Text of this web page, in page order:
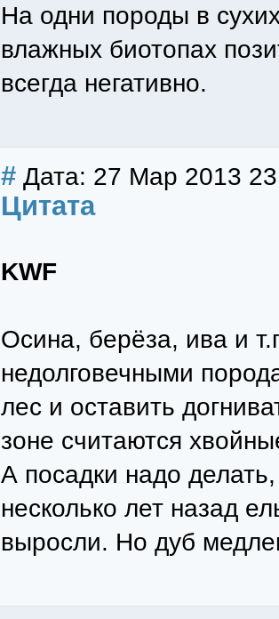
На одни породы в
влажных биотопах
всегда негативно.
# Дата: 27 Мар 2013
Цитата
KWF
Осина, берёза, ива и
недолговечными
лес и оставить
зоне считаются
А посадки надо
несколько лет назад
выросли. Но дуб